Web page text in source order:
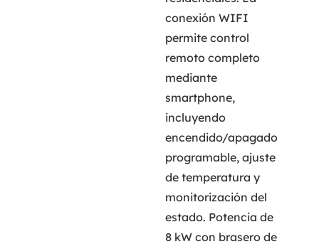
conexión WIFI
permite control
remoto completo
mediante
smartphone,
incluyendo
encendido/apagado
programable, ajuste
de temperatura y
monitorización del
estado. Potencia de
8 kW con brasero de